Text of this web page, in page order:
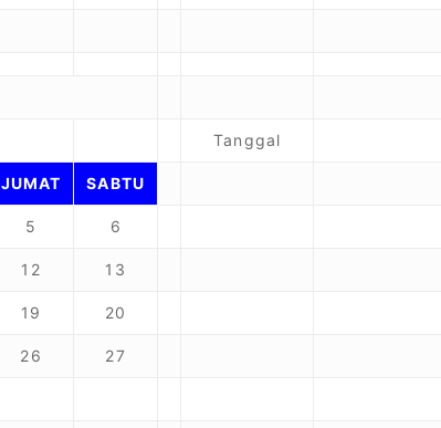
Tanggal
JUMAT SABTU
5 6
12 13
19 20
26 27